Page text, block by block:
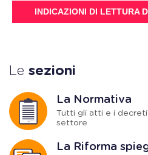
INDICAZIONI DI LETTURA
Le sezioni
La Normativa
Tutti gli atti e i
settore
La Riforma